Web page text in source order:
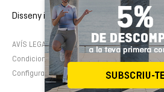
AVÍS LEGAL Política de cookies
Política
Condicions de contractació
Configura cookies
Disseny i desenvolupament web :EMFASI